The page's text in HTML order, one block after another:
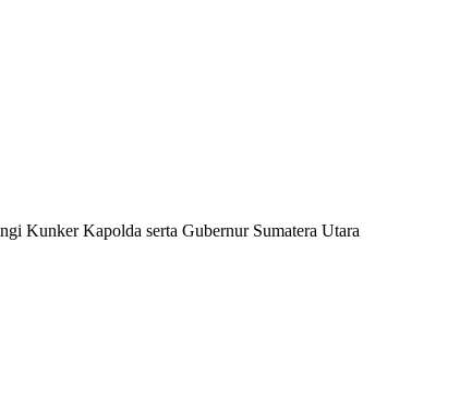
Kunker Kapolda serta Gubernur Sumatera Utara